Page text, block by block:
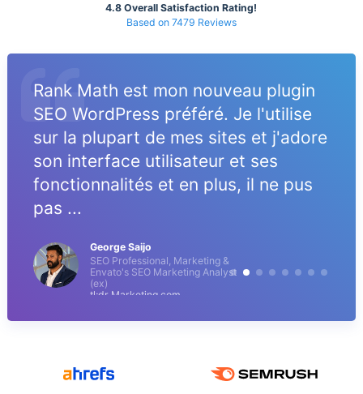
4.8 Overall Satisfaction Rating!
Based on 7479 Reviews
Rank Math est mon nouveau plugin
SEO WordPress préféré. Je l'utilise
sur la plupart de mes sites et j'adore
son interface utilisateur et ses
fonctionnalités et en plus, il ne pus
pas ...
George Saijo
SEO Professional, Marketing &
Envato's SEO Marketing Analyst
(ex)
tl;dr Marketing.com